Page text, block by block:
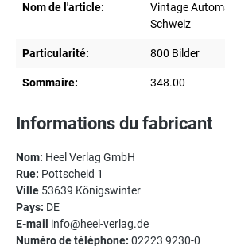
Nom de l'article:
Vintage
Schweiz
Particularité: 800 Bilder
Sommaire: 348.00
Informations du fabricant
Nom: Heel Verlag GmbH
Rue: Pottscheid 1
Ville 53639 Königswinter
Pays: DE
E-mail info@heel-verlag.de
Numéro de téléphone: 02223 9230-0